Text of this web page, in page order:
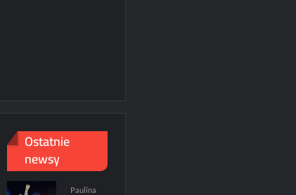
Ostatnie
newsy
Paulina